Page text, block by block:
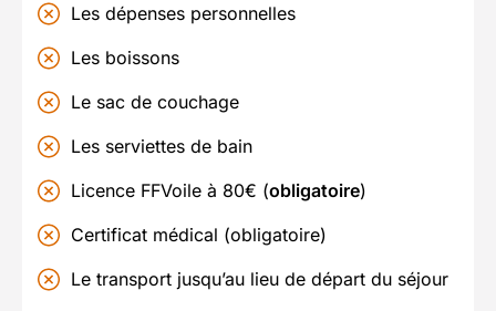
Les dépenses personnelles
Les boissons
Le sac de couchage
Les serviettes de bain
Licence FFVoile à 80€ (obligatoire)
Certificat médical (obligatoire)
Le transport jusqu’au lieu de départ du séjour